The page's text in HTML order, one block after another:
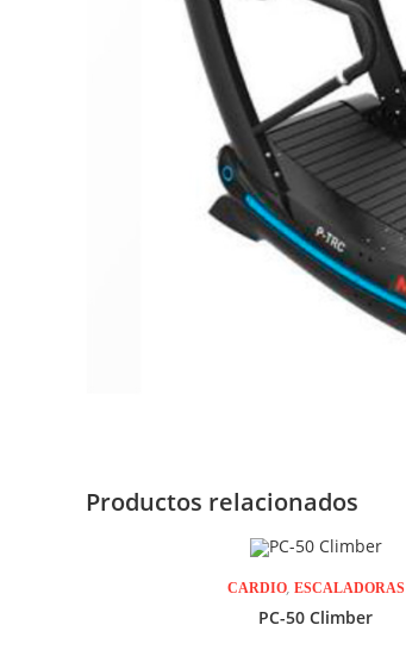
Productos relacionados
CARDIO, ESCALADORAS
PC-50 Climber